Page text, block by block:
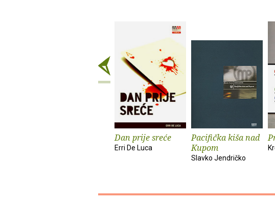
Dan prije sreće
Erri De Luca
Pacifička kiša nad
Kupom
Slavko Jendričko